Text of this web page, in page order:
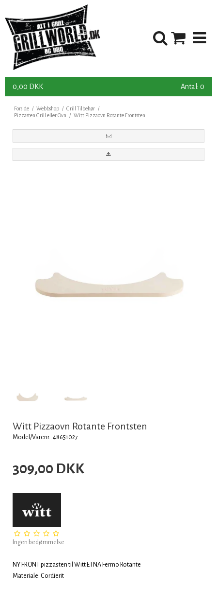
0,00 DKK Antal: 0
Forside / Webbshop / Grill Tilbehør
/
Pizzasten Grill eller Ovn
/ Witt Pizzaovn Rotante Frontsten
Witt Pizzaovn Rotante Frontsten
Model/Varenr.: 48651027
309,00 DKK
Ingen bedømmelse
NY FRONT pizzasten til Witt ETNA Fermo Rotante
Materiale: Cordierit